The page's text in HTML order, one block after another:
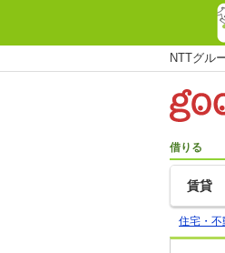
NTTグル
借りる
賃貸
住宅・不